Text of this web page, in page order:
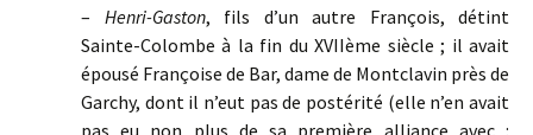
– Henri-Gaston, fils d’un autre François, détint
Sainte-Colombe à la fin du XVIIème siècle ; il avait
épousé Françoise de Bar, dame de Montclavin près de
Garchy, dont il n’eut pas de postérité (elle n’en avait